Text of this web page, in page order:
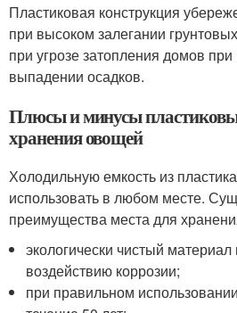
Пластиковая конструкция
при высоком залегании
при угрозе затопления домов
выпадении осадков.
Плюсы и минусы
хранения овощей
Холодильную емкость из
использовать в любом месте.
преимущества места для
экологически чистый материал
воздействию коррозии;
при правильном